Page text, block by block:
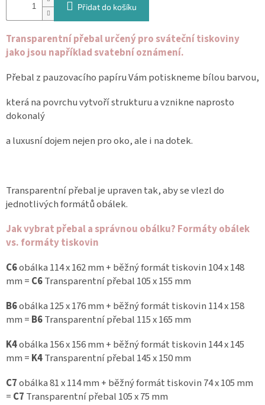
Spolupráce
produkty
-
TIPY
NÁVODY
(CZK)
Přidat do košíku
Transparentní přebal určený pro sváteční tiskoviny
jako jsou například svatební oznámení.
Přebal z pauzovacího papíru Vám potiskneme bílou barvou,
která na povrchu vytvoří strukturu a vznikne naprosto
dokonalý
a luxusní dojem nejen pro oko, ale i na dotek.
Transparentní přebal je upraven tak, aby se vlezl do
jednotlivých formátů obálek.
Jak vybrat přebal a správnou obálku? Formáty obálek
vs. formáty tiskovin
C6obálka 114 x 162 mm + běžný formát tiskovin 104 x 148
mm = C6Transparentní přebal 105 x 155 mm
B6obálka 125 x 176 mm + běžný formát tiskovin 114 x 158
mm = B6Transparentní přebal 115 x 165 mm
K4obálka 156 x 156 mm + běžný formát tiskovin 144 x 145
mm = K4Transparentní přebal 145 x 150 mm
C7obálka 81 x 114 mm + běžný formát tiskovin 74 x 105 mm
= C7 Transparentní přebal 105 x 75 mm